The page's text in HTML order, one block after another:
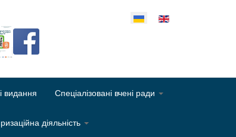
мову
видання Спеціалізовані вчені ради
діяльність